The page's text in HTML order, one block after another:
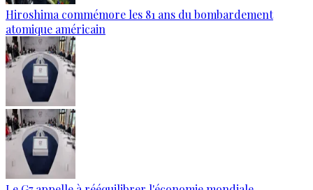
Hiroshima commémore les 81 ans du bombardement
atomique américain